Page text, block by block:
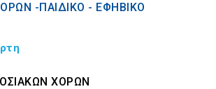
-ΠΑΙΔΙΚΟ - ΕΦΗΒΙΚΟ
ΧΟΡΩΝ